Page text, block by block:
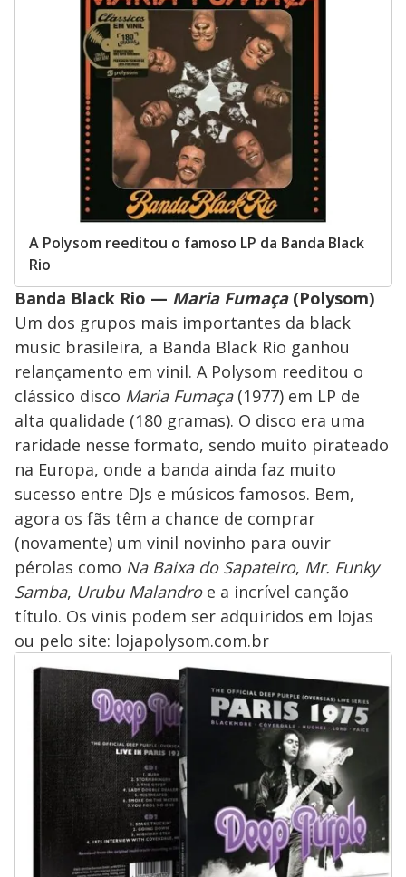
A Polysom reeditou o famoso LP da Banda Black
Rio
Banda Black Rio — Maria Fumaça(Polysom)
Um dos grupos mais importantes da black
music brasileira, a Banda Black Rio ganhou
relançamento em vinil. A Polysom reeditou o
clássico disco Maria Fumaça(1977) em LP de
alta qualidade (180 gramas). O disco era uma
raridade nesse formato, sendo muito pirateado
na Europa, onde a banda ainda faz muito
sucesso entre DJs e músicos famosos. Bem,
agora os fãs têm a chance de comprar
(novamente) um vinil novinho para ouvir
pérolas como Na Baixa do Sapateiro, Mr. Funky
Samba, Urubu Malandroe a incrível canção
título. Os vinis podem ser adquiridos em lojas
ou pelo site: lojapolysom.com.br